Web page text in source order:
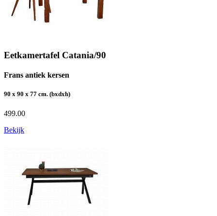
Eetkamertafel Catania/90
Frans antiek kersen
90 x 90 x 77 cm. (bxdxh)
499.00
Bekijk